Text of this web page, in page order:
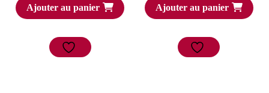
Ajouter au panier
initial
10,00 €.
actuel
Ajouter au panier